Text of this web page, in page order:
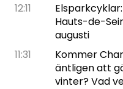
12:11
Hauts-de-
augusti
11:31
Kommer
äntligen att
vinter? Vad